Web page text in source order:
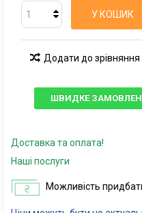
У КОШИК
Додати до зрівняння
ШВИДКЕ
Доставка та оплата!
Наші послуги
Можливість